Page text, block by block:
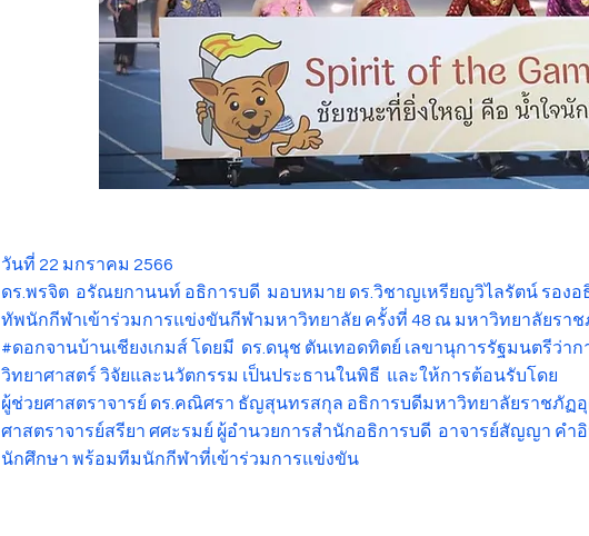
วันที่ 22 มกราคม 2566
ดร.พรจิต อรัณยกานนท์ อธิการบดี มอบหมาย ดร.วิชาญเหรียญวิไลรัตน์ รองอ
ทัพนักกีฬาเข้าร่วมการแข่งขันกีฬามหาวิทยาลัย ครั้งที่ 48 ณ มหาวิทยาลัยรา
#ดอกจานบ้านเชียงเกมส
โดยมี ดร.ดนุช ตันเทอดทิตย์ เลขานุการรัฐมนตรีว่า
วิทยาศาสตร์ วิจัยและนวัตกรรม เป็นประธานในพิธี และให้การต้อนรับโดย
ผู้ช่วยศาสตราจารย์ ดร.คณิศรา ธัญสุนทรสกุล อธิการบดีมหาวิทยาลัยราชภัฏ
ศาสตราจารย์สรียา ศศะรมย์ ผู้อำนวยการสำนักอธิการบดี อาจารย์สัญญา ค
นักศึกษา พร้อมทีมนักกีฬาที่เข้าร่วมการแข่งขัน